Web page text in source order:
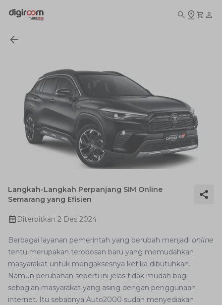
Langkah-Langkah Perpanjang SIM Online
Semarang yang Efisien
Diterbitkan 2 Des 2024
Berbagai layanan pemerintah yang berubah menjadi online
tentu merupakan terobosan baru yang memudahkan
masyarakat untuk mengaksesnya ketika dibutuhkan.
Namun perubahan seperti ini jelas tidak mudah bagi
sebagian masyarakat yang asing dengan penggunaan
internet. Itu sebabnya Auto2000 sudah menyediakan